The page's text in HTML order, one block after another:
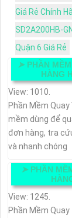
Giá Rẻ Chính
SD2A200HB-
Quận 6 Giá Rẻ
➤ PHẦN
HÀNG
View: 1010.
Phần Mềm
mềm dùng để
đơn hàng, tra
và nhanh chóng
➤ PHẦN
View: 1245.
Phần Mềm